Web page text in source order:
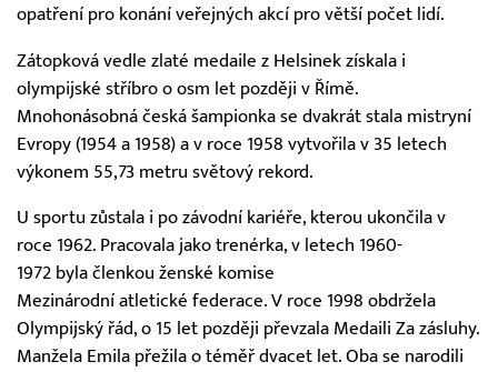
opatření pro konání veřejných akcí pro větší počet lidí.
Zátopková vedle zlaté medaile z Helsinek získala i
olympijské stříbro o osm let později v Římě.
Mnohonásobná česká šampionka se dvakrát stala mistryní
Evropy (1954 a 1958) a v roce 1958 vytvořila v 35 letech
výkonem 55,73 metru světový rekord.
U sportu zůstala i po závodní kariéře, kterou ukončila v
roce 1962. Pracovala jako trenérka, v letech 1960-
1972 byla členkou ženské komise
Mezinárodní atletické federace. V roce 1998 obdržela
Olympijský řád, o 15 let později převzala Medaili Za zásluhy.
Manžela Emila přežila o téměř dvacet let. Oba se narodili